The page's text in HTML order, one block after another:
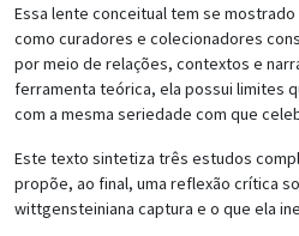
Essa lente conceitual tem se
como curadores e colecionadores
por meio de relações, contextos e
ferramenta teórica, ela possui limites
com a mesma seriedade com que
Este texto sintetiza três estudos
propõe, ao final, uma reflexão crítica
wittgensteiniana captura e o que ela